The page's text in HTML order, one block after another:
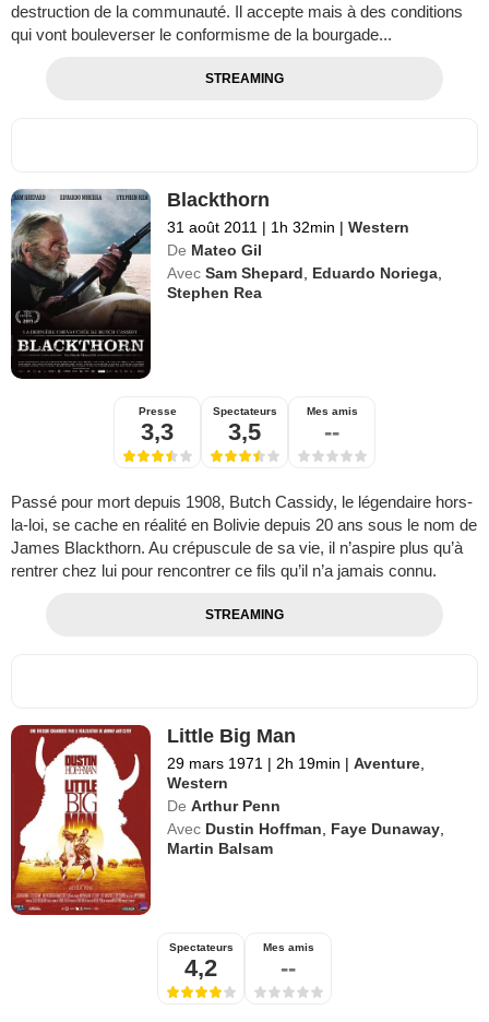
destruction de la communauté. Il accepte mais à des conditions
qui vont bouleverser le conformisme de la bourgade...
STREAMING
Blackthorn
31 août 2011 | 1h 32min | Western
De Mateo Gil
Avec Sam Shepard Eduardo Noriega
Stephen Rea
Presse
3,3
Spectateurs
3,5
Mes amis
--
Passé pour mort depuis 1908, Butch Cassidy, le légendaire hors-
la-loi, se cache en réalité en Bolivie depuis 20 ans sous le nom de
James Blackthorn. Au crépuscule de sa vie, il n’aspire plus qu’à
rentrer chez lui pour rencontrer ce fils qu’il n’a jamais connu.
STREAMING
Little Big Man
29 mars 1971 | 2h 19min | Aventure
Western
De Arthur Penn
Avec Dustin Hoffman Faye Dunaway
Martin Balsam
Spectateurs
4,2
Mes amis
--